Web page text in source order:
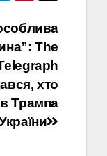
The
хто
Трампа